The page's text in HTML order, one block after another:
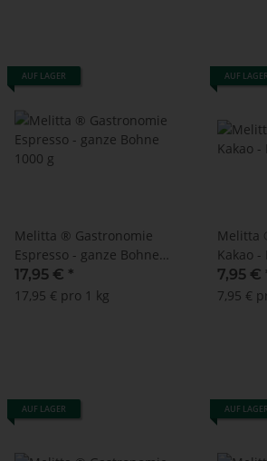
AUF LAGER
Melitta ® Gastronomie
Espresso - ganze Bohne
1000 g
17,95 € *
17,95 € pro 1 kg
AUF LAGER
Melitta
Kakao -
(1000 g)
7,95 €
7,95 €
AUF LAGER AUF LAGER